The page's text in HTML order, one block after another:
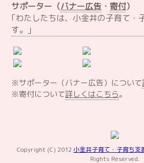
サポーター（バナー広告 ・ 寄付）
｢わたしたちは、小金井の子育て・
す。｣
※サポーター（バナー広告）について
※寄付について詳しくはこちら。
Copyright (C) 2012 小金井子育て・子育ち支
Rights Reserved.